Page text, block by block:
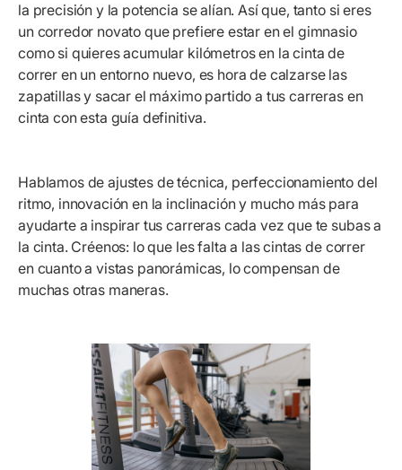
la precisión y la potencia se alían. Así que, tanto si eres
un corredor novato que prefiere estar en el gimnasio
como si quieres acumular kilómetros en la cinta de
correr en un entorno nuevo, es hora de calzarse las
zapatillas y sacar el máximo partido a tus carreras en
cinta con esta guía definitiva.
Hablamos de ajustes de técnica, perfeccionamiento del
ritmo, innovación en la inclinación y mucho más para
ayudarte a inspirar tus carreras cada vez que te subas a
la cinta. Créenos: lo que les falta a las cintas de correr
en cuanto a vistas panorámicas, lo compensan de
muchas otras maneras.